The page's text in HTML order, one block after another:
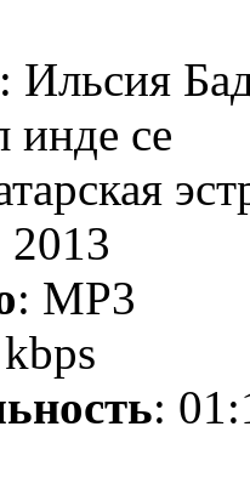
: Ильсия
инде се
2013
: MP3
: